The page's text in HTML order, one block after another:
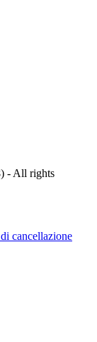
- All rights
cancellazione